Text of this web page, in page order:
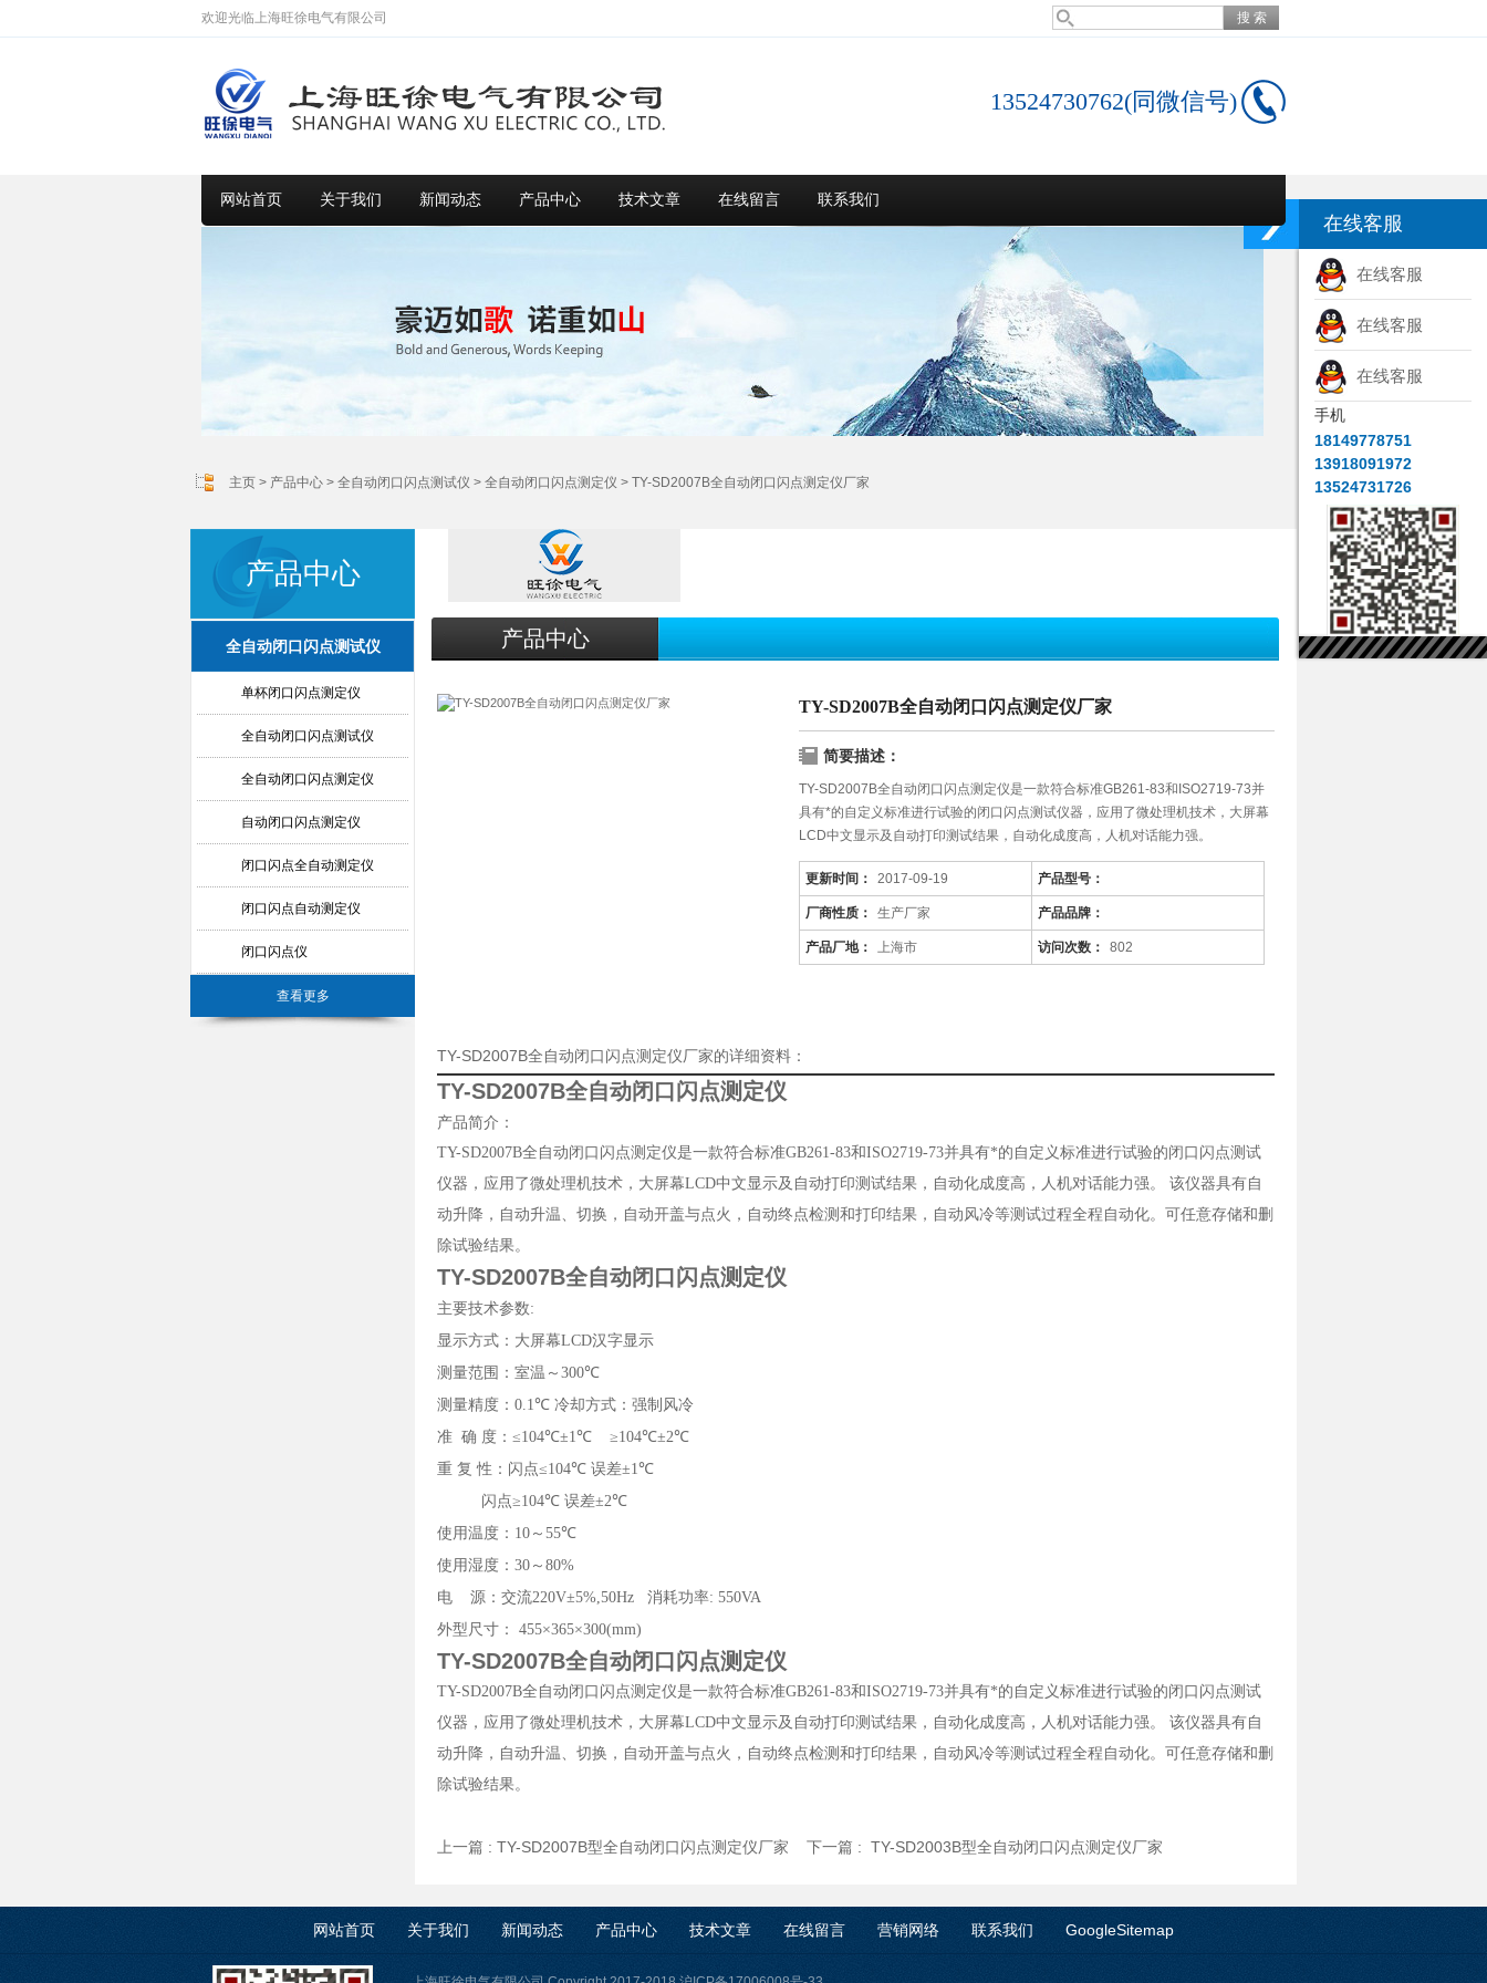
欢迎光临上海旺徐电气有限公司
13524730762(同微信号)
网站首页 关于我们 新闻动态 产品中心 技术文章 在线留言 联系我们
主页 > 产品中心 > 全自动闭口闪点测试仪 > 全自动闭口闪点测定仪 > TY-SD2007B全自动闭口闪点测定仪厂家
产品中心
全自动闭口闪点测试仪
单杯闭口闪点测定仪
全自动闭口闪点测试仪
全自动闭口闪点测定仪
自动闭口闪点测定仪
闭口闪点全自动测定仪
闭口闪点自动测定仪
闭口闪点仪
查看更多
产品中心
TY-SD2007B全自动闭口闪点测定仪厂家
简要描述：
TY-SD2007B全自动闭口闪点测定仪是一款符合标准GB261-83和ISO2719-73并
具有*的自定义标准进行试验的闭口闪点测试仪器，应用了微处理机技术，大屏幕
LCD中文显示及自动打印测试结果，自动化成度高，人机对话能力强。
更新时间： 2017-09-19 产品型号：
厂商性质： 生产厂家 产品品牌：
产品厂地： 上海市 访问次数： 802
TY-SD2007B全自动闭口闪点测定仪厂家的详细资料：
TY-SD2007B全自动闭口闪点测定仪
产品简介：
TY-SD2007B全自动闭口闪点测定仪是一款符合标准GB261-83和ISO2719-73并具有*的自定义标准进行试验的闭口闪点测试
仪器，应用了微处理机技术，大屏幕LCD中文显示及自动打印测试结果，自动化成度高，人机对话能力强。 该仪器具有自
动升降，自动升温、切换，自动开盖与点火，自动终点检测和打印结果，自动风冷等测试过程全程自动化。可任意存储和删
除试验结果。
TY-SD2007B全自动闭口闪点测定仪
主要技术参数:
显示方式：大屏幕LCD汉字显示
测量范围：室温～ 300℃
测量精度： 0.1℃ 冷却方式：强制风冷
准 确 度： ≤104℃±1℃ ≥104℃±2℃
重 复 性：闪点≤104℃ 误差±1℃
闪点≥104℃ 误差±2℃
使用温度： 10 ～ 55℃
使用湿度： 30 ～ 80%
电 源：交流220V±5%,50Hz 消耗功率: 550VA
外型尺寸： 455×365×300(mm)
TY-SD2007B全自动闭口闪点测定仪
TY-SD2007B全自动闭口闪点测定仪是一款符合标准GB261-83和ISO2719-73并具有*的自定义标准进行试验的闭口闪点测试
仪器，应用了微处理机技术，大屏幕LCD中文显示及自动打印测试结果，自动化成度高，人机对话能力强。 该仪器具有自
动升降，自动升温、切换，自动开盖与点火，自动终点检测和打印结果，自动风冷等测试过程全程自动化。可任意存储和删
除试验结果。
上一篇 : TY-SD2007B型全自动闭口闪点测定仪厂家 下一篇 : TY-SD2003B型全自动闭口闪点测定仪厂家
网站首页 关于我们 新闻动态 产品中心 技术文章 在线留言 营销网络 联系我们 GoogleSitemap
在线客服
在线客服
在线客服
在线客服
手机
18149778751
13918091972
13524731726